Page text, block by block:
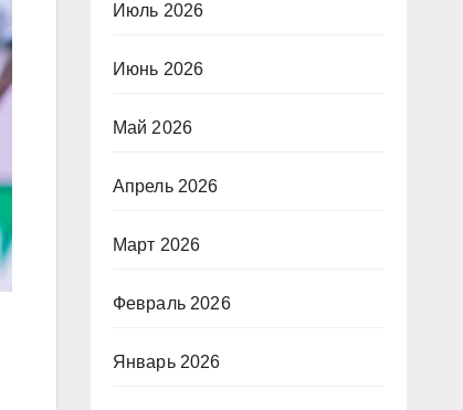
Июль 2026
Июнь 2026
Май 2026
Апрель 2026
Март 2026
Февраль 2026
Январь 2026